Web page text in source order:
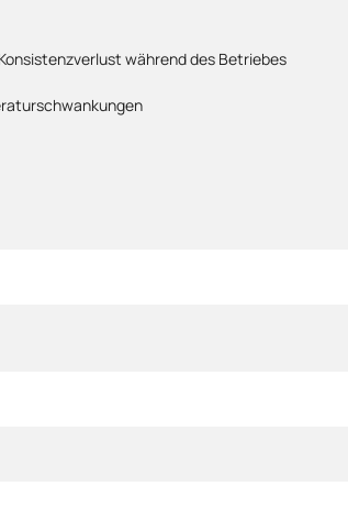
während des Betriebes